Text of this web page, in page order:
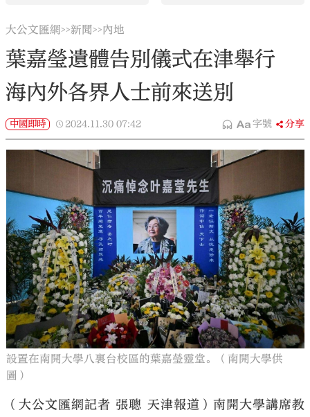
大公文匯網>>新聞>>內地
葉嘉瑩遺體告別儀式在津舉行
海內外各界人士前來送別
中國即時 2024.11.30 07:42 字號 分享
設置在南開大學八裏台校區的葉嘉瑩靈堂。（南開大學供
圖）
（大公文匯網記者 張聰 天津報道）南開大學講席教